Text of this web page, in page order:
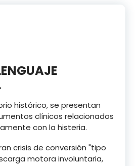
histórico, se presentan
clínicos relacionados
con la histeria.
crisis de conversión "tipo
motora involuntaria,